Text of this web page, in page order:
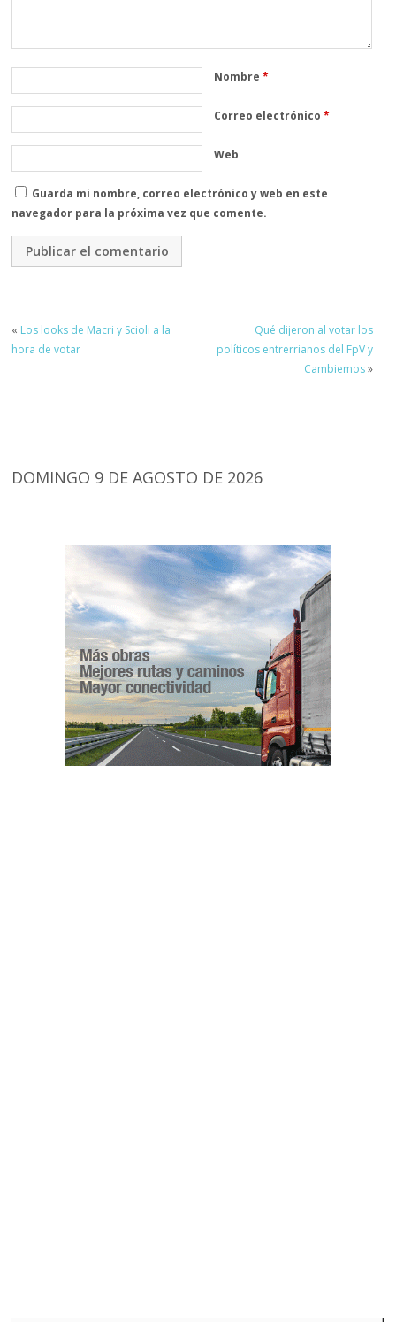
Nombre*
Correo electrónico*
Web
Guarda mi nombre, correo electrónico y web en este
navegador para la próxima vez que comente.
« Los looks de Macri y Scioli a la
hora de votar
Qué dijeron al votar los
políticos entrerrianos del FpV y
Cambiemos»
DOMINGO 9 DE AGOSTO DE 2026